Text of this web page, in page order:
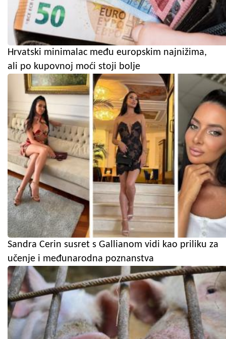
Hrvatski minimalac među europskim najnižima,
ali po kupovnoj moći stoji bolje
Sandra Cerin susret s Gallianom vidi kao priliku za
učenje i međunarodna poznanstva